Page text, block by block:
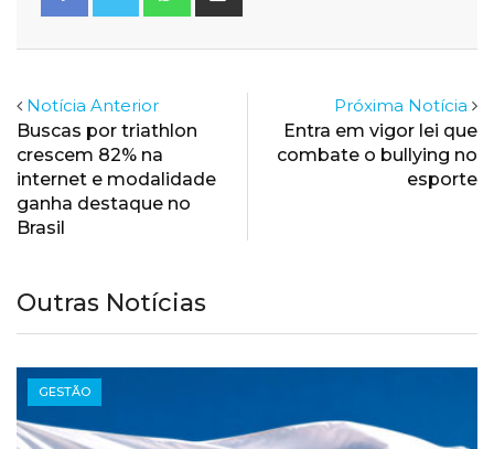
Notícia Anterior
Buscas por triathlon
crescem 82% na
internet e modalidade
ganha destaque no
Brasil
Próxima Notícia
Entra em vigor lei que
combate o bullying no
esporte
Outras Notícias
GESTÃO